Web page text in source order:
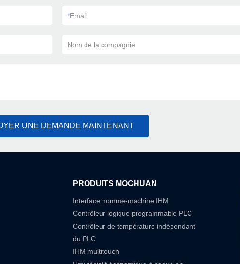
*Email
Nom de la compagnie
UNE DEMANDE MAINTENANT
PRODUITS MOCHUAN
Interface homme-machine IHM
Contrôleur logique programmable PLC
Contrôleur de température indépendant
du PLC
IHM multitouch